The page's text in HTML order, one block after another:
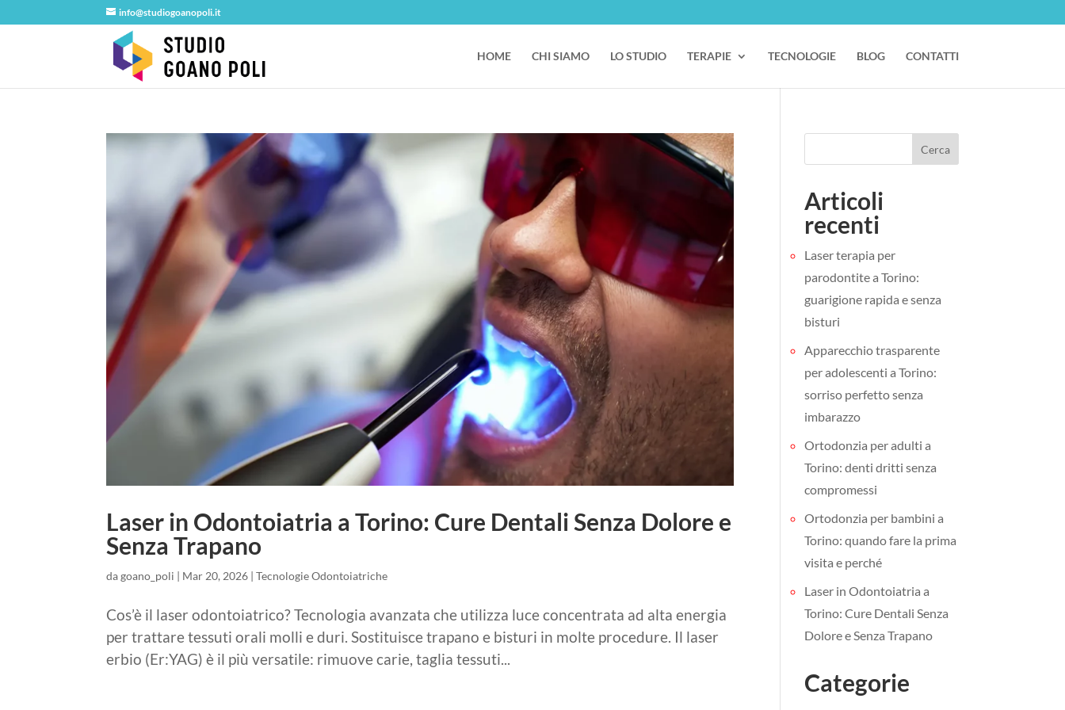
info@studiogoanopoli.it
HOME CHI SIAMO LO STUDIO TERAPIE TECNOLOGIE BLOG CONTATTI
Laser in Odontoiatria a Torino: Cure Dentali Senza Dolore e
Senza Trapano
dagoano_poli | Mar 20, 2026 |Tecnologie Odontoiatriche
Cos’è il laser odontoiatrico? Tecnologia avanzata che utilizza luce concentrata ad alta energia
per trattare tessuti orali molli e duri. Sostituisce trapano e bisturi in molte procedure. Il laser
erbio (Er:YAG) è il più versatile: rimuove carie, taglia tessuti...
Cerca
Articoli
recenti
Laser terapia per
parodontite a Torino:
guarigione rapida e senza
bisturi
Apparecchio trasparente
per adolescenti a Torino:
sorriso perfetto senza
imbarazzo
Ortodonzia per adulti a
Torino: denti dritti senza
compromessi
Ortodonzia per bambini a
Torino: quando fare la prima
visita e perché
Laser in Odontoiatria a
Torino: Cure Dentali Senza
Dolore e Senza Trapano
Categorie